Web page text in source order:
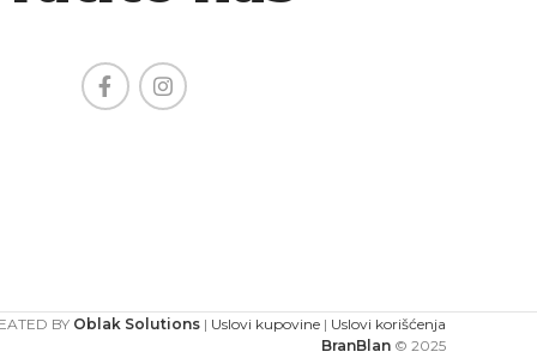
BY Oblak Solutions | Uslovi kupovine | Uslovi korišćenja
BranBlan © 2025